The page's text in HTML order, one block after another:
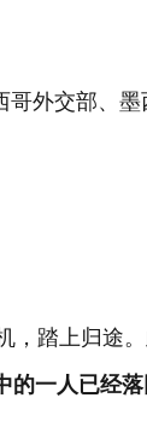
外交部、
，踏上归途
的一人已经